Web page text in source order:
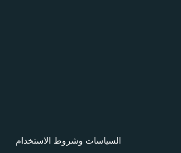
السياسات وشروط الاستخدام